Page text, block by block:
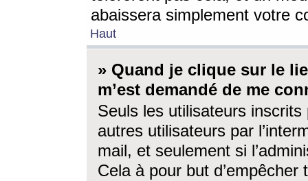
abaissera simplement votre
Haut
» Quand je clique sur le
m’est demandé de me
Seuls les utilisateurs
autres utilisateurs par
mail, et seulement si
Cela à pour but